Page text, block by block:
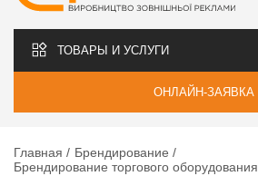
ТОВАРЫ И УСЛУГИ
ОНЛАЙН-ЗАЯВКА
Главная
Брендирование
Брендирование торгового оборудования